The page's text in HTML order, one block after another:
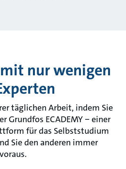
nur wenigen
täglichen Arbeit, indem Sie
Grundfos ECADEMY − einer
für das Selbststudium
Sie den anderen immer